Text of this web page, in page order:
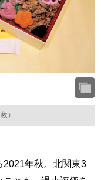
）
2021年秋。北関東3